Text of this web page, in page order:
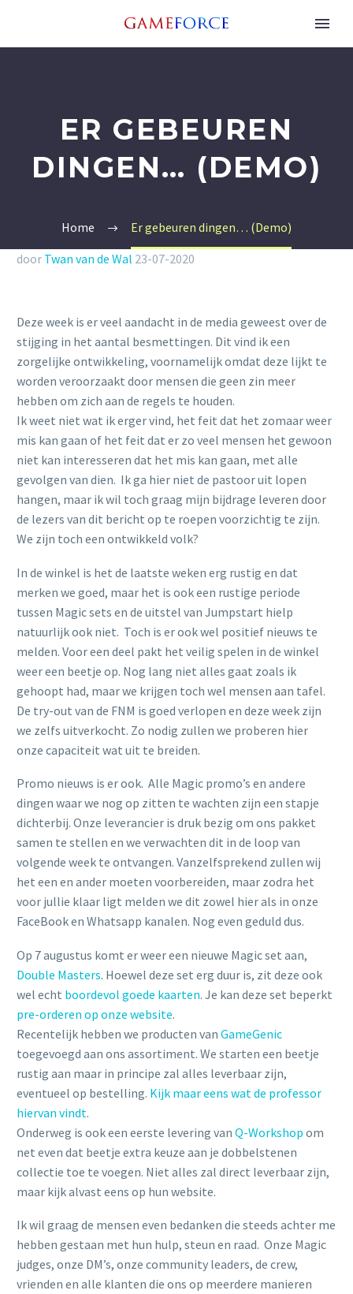
ER GEBEUREN
DINGEN… (DEMO)
Home
Er gebeuren dingen… (Demo)
door Twan van de Wal 23-07-2020
Deze week is er veel aandacht in de media geweest over de
stijging in het aantal besmettingen. Dit vind ik een
zorgelijke ontwikkeling, voornamelijk omdat deze lijkt te
worden veroorzaakt door mensen die geen zin meer
hebben om zich aan de regels te houden.
Ik weet niet wat ik erger vind, het feit dat het zomaar weer
mis kan gaan of het feit dat er zo veel mensen het gewoon
niet kan interesseren dat het mis kan gaan, met alle
gevolgen van dien. Ik ga hier niet de pastoor uit lopen
hangen, maar ik wil toch graag mijn bijdrage leveren door
de lezers van dit bericht op te roepen voorzichtig te zijn.
We zijn toch een ontwikkeld volk?
In de winkel is het de laatste weken erg rustig en dat
merken we goed, maar het is ook een rustige periode
tussen Magic sets en de uitstel van Jumpstart hielp
natuurlijk ook niet. Toch is er ook wel positief nieuws te
melden. Voor een deel pakt het veilig spelen in de winkel
weer een beetje op. Nog lang niet alles gaat zoals ik
gehoopt had, maar we krijgen toch wel mensen aan tafel.
De try-out van de FNM is goed verlopen en deze week zijn
we zelfs uitverkocht. Zo nodig zullen we proberen hier
onze capaciteit wat uit te breiden.
Promo nieuws is er ook. Alle Magic promo’s en andere
dingen waar we nog op zitten te wachten zijn een stapje
dichterbij. Onze leverancier is druk bezig om ons pakket
samen te stellen en we verwachten dit in de loop van
volgende week te ontvangen. Vanzelfsprekend zullen wij
het een en ander moeten voorbereiden, maar zodra het
voor jullie klaar ligt melden we dit zowel hier als in onze
FaceBook en Whatsapp kanalen. Nog even geduld dus.
Op 7 augustus komt er weer een nieuwe Magic set aan,
Double Masters. Hoewel deze set erg duur is, zit deze ook
wel echt boordevol goede kaarten. Je kan deze set beperkt
pre-orderen op onze website.
Recentelijk hebben we producten van GameGenic
toegevoegd aan ons assortiment. We starten een beetje
rustig aan maar in principe zal alles leverbaar zijn,
eventueel op bestelling. Kijk maar eens wat de professor
hiervan vindt.
Onderweg is ook een eerste levering van Q-Workshop om
net even dat beetje extra keuze aan je dobbelstenen
collectie toe te voegen. Niet alles zal direct leverbaar zijn,
maar kijk alvast eens op hun website.
Ik wil graag de mensen even bedanken die steeds achter me
hebben gestaan met hun hulp, steun en raad. Onze Magic
judges, onze DM’s, onze community leaders, de crew,
vrienden en alle klanten die ons op meerdere manieren